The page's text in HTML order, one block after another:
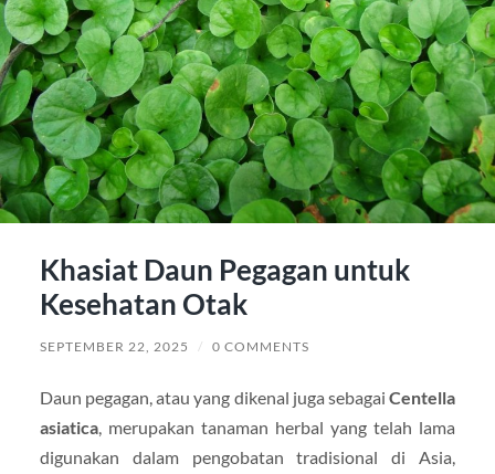
Khasiat Daun Pegagan untuk
Kesehatan Otak
SEPTEMBER 22, 2025 / 0 COMMENTS
Daun pegagan, atau yang dikenal juga sebagaiCentella
asiatica, merupakan tanaman herbal yang telah lama
digunakan dalam pengobatan tradisional di Asia,